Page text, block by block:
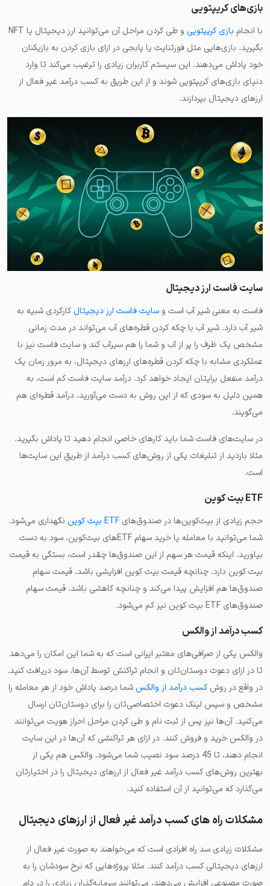
بازی‌های کریپتویی
با انجام بازی کریپتویی
و طی کردن مراحل آن می‌توانید ارز دیجیتال یا NFT
بگیرید. بازی‌هایی مثل فورتنایت یا پابجی در ازای بازی کردن به بازیکنان
خود پاداش می‌دهند. این سیستم کاربران زیادی را ترغیب می‌کند تا وارد
دنیای بازی‌های کریپتویی شوند و از این طریق به کسب درآمد غیر فعال از
ارزهای دیجیتال بپردازند.
سایت فاست ارز دیجیتال
فاست به معنی شیر آب است و سایت فاست ارز دیجیتالکارکردی شبیه به
شیر آب دارد. شیر آب با چکه کردن قطره‌های آب می‌تواند در مدت زمانی
مشخص یک ظرف را پر از آب و شما را هم سیرآب کند و سایت فاست نیز با
عملکردی مشابه با چکه کردن قطره‌های ارزهای دیجیتال، به مرور زمان یک
درآمد منفعل برایتان ایجاد خواهد کرد. درآمد سایت فاست کم است، به
همین دلیل به سودی که از این روش به دست می‌آورید، درآمد قطره‌ای هم
می‌گویند.
در سایت‌های فاست شما باید کارهای خاصی انجام دهید تا پاداش بگیرید.
مثلا بازدید از تبلیغات یکی از روش‌های کسب درآمد از طریق این سایت‌ها
است.
ETF بیت کوین
حجم زیادی از بیت‌کوین‌ها در صندوق‌های ETF بیت کوین
نگهداری می‌شود.
شما می‌توانید با معامله یا خرید سهام ETFهای بیت‌کوین، سود به دست
بیاورید. اینکه قیمت هر سهم از این صندوق‌ها چقدر است، بستگی به قیمت
بیت کوین دارد. چنانچه قیمت بیت کوین افزایشی باشد، قیمت سهام
صندوق‌ها هم افزایش پیدا می‌کند و چنانچه کاهشی باشد، قیمت سهام
صندوق‌های ETF بیت کوین نیز کم می‌شود.
کسب درآمد از والکس
والکس یکی از صرافی‌های معتبر ایرانی است که به شما این امکان را می‌دهد
تا در ازای دعوت دوستان‌تان و انجام تراکنش توسط آن‌ها، سود دریافت کنید.
در واقع در روشکسب درآمد از والکس شما درصد پاداش خود از هر معامله را
مشخص و سپس لینک دعوت اختصاصی‌تان را برای دوستان‌تان ارسال
می‌کنید. آن‌ها نیز پس از ثبت نام و طی کردن مراحل احراز هویت می‌توانند
در والکس خرید و فروش کنند. در ازای هر تراکنشی که آن‌ها در این سایت
انجام دهند، تا 45 درصد سود نصیب شما می‌شود. والکس هم یکی از
بهترین روش‌های کسب درآمد غیر فعال از ارزهای دیجیتال را در اختیارتان
می‌گذارد که می‌توانید از آن استفاده کنید.
مشکلات راه های کسب درآمد غیر فعال از ارزهای دیجیتال
مشکلات زیادی سد راه افرادی است که می‌خواهند به صورت غیر فعال از
ارزهای دیجیتالی کسب درآمد کنند. مثلا پروژه‌هایی که نرخ سودشان را به
صورت مصنوعی افزایش می‌دهند، می‌توانند سرمایه‌گذران زیادی را در دام